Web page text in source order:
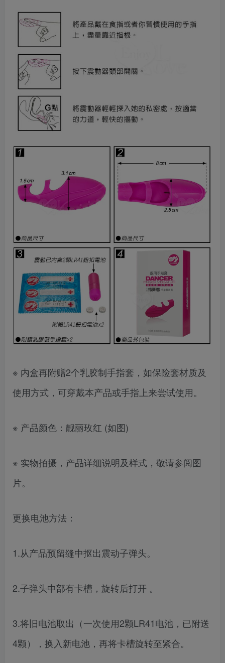
※ 内盒再附赠2个乳胶制手指套，如保险套材质及
使用方式，可穿戴本产品或手指上来尝试使用。
※ 产品颜色：靓丽玫红 (如图)
※ 实物拍摄，产品详细说明及样式，敬请参阅图
片。
更换电池方法：
1.从产品预留缝中抠出震动子弹头。
2.子弹头中部有卡槽，旋转后打开 。
3.将旧电池取出（一次使用2颗LR41电池，已附送
4颗），换入新电池，再将卡槽旋转至紧合。